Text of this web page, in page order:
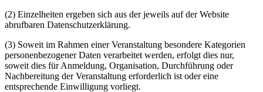
(2) Einzelheiten ergeben sich aus der jeweils auf der Website
abrufbaren Datenschutzerklärung.
(3) Soweit im Rahmen einer Veranstaltung besondere Kategorien
personenbezogener Daten verarbeitet werden, erfolgt dies nur,
soweit dies für Anmeldung, Organisation, Durchführung oder
Nachbereitung der Veranstaltung erforderlich ist oder eine
entsprechende Einwilligung vorliegt.